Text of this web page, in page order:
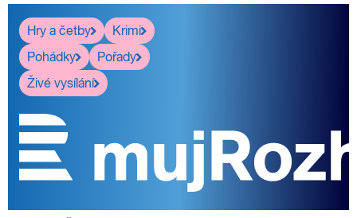
Hry a četby
Krimi
Pohádky
Pořady
Živé vysílání